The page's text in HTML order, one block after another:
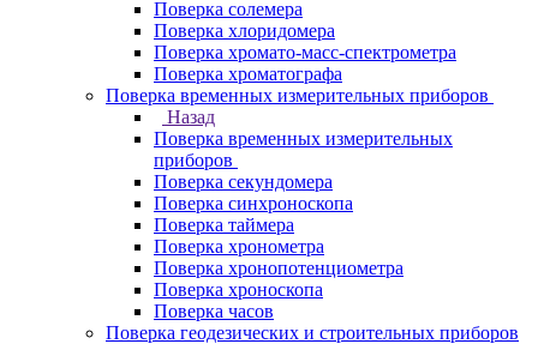
Поверка солемера
Поверка хлоридомера
Поверка хромато-масс-спектрометра
Поверка хроматографа
Поверка временных измерительных приборов
Назад
Поверка временных измерительных
приборов
Поверка секундомера
Поверка синхроноскопа
Поверка таймера
Поверка хронометра
Поверка хронопотенциометра
Поверка хроноскопа
Поверка часов
Поверка геодезических и строительных приборов